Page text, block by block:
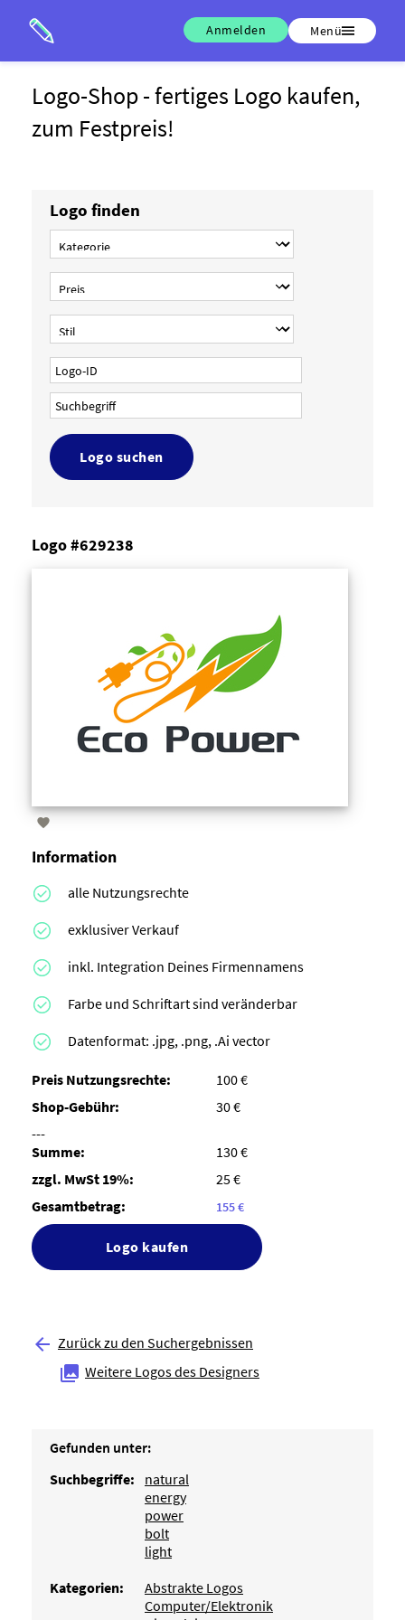
Anmelden Menü
Logo-Shop - fertiges Logo kaufen,
zum Festpreis!
Logo finden
Logo suchen
Logo #629238

Information
alle Nutzungsrechte
exklusiver Verkauf
inkl. Integration Deines Firmennamens
Farbe und Schriftart sind veränderbar
Datenformat: .jpg, .png, .Ai vector
Preis Nutzungsrechte:
100 €
Shop-Gebühr:
30 €
---
Summe:
130 €
zzgl. MwSt 19%:
25 €
Gesamtbetrag:
155 €
Logo kaufen
 Zurück zu den Suchergebnissen
 Weitere Logos des Designers
Gefunden unter:
Suchbegriffe:
natural
energy
power
bolt
light
Kategorien:
Abstrakte Logos
Computer/Elektronik